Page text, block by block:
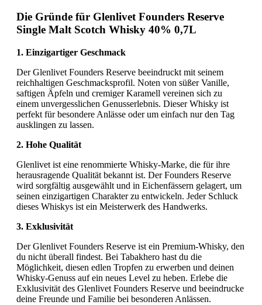
Die Gründe für Glenlivet Founders Reserve
Single Malt Scotch Whisky 40% 0,7L
1. Einzigartiger Geschmack
Der Glenlivet Founders Reserve beeindruckt mit seinem
reichhaltigen Geschmacksprofil. Noten von süßer Vanille,
saftigen Äpfeln und cremiger Karamell vereinen sich zu
einem unvergesslichen Genusserlebnis. Dieser Whisky ist
perfekt für besondere Anlässe oder um einfach nur den Tag
ausklingen zu lassen.
2. Hohe Qualität
Glenlivet ist eine renommierte Whisky-Marke, die für ihre
herausragende Qualität bekannt ist. Der Founders Reserve
wird sorgfältig ausgewählt und in Eichenfässern gelagert, um
seinen einzigartigen Charakter zu entwickeln. Jeder Schluck
dieses Whiskys ist ein Meisterwerk des Handwerks.
3. Exklusivität
Der Glenlivet Founders Reserve ist ein Premium-Whisky, den
du nicht überall findest. Bei Tabakhero hast du die
Möglichkeit, diesen edlen Tropfen zu erwerben und deinen
Whisky-Genuss auf ein neues Level zu heben. Erlebe die
Exklusivität des Glenlivet Founders Reserve und beeindrucke
deine Freunde und Familie bei besonderen Anlässen.